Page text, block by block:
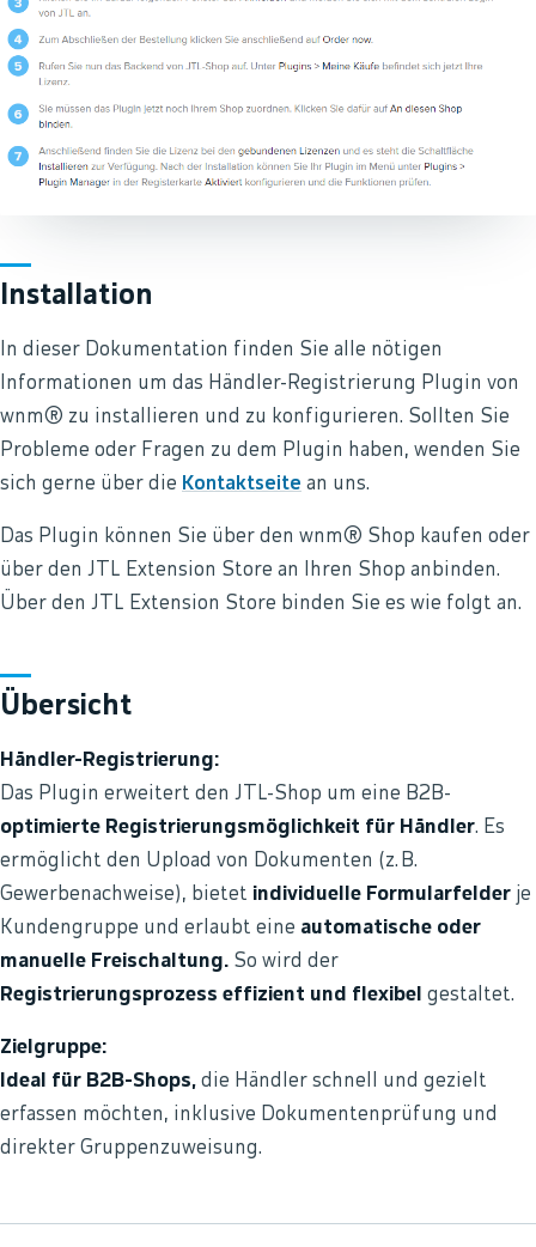
Installation
In dieser Dokumentation finden Sie alle nötigen
Informationen um das Händler-Registrierung Plugin von
wnm® zu installieren und zu konfigurieren. Sollten Sie
Probleme oder Fragen zu dem Plugin haben, wenden Sie
sich gerne über die Kontaktseite an uns.
Das Plugin können Sie über den wnm® Shop kaufen oder
über den JTL Extension Store an Ihren Shop anbinden.
Über den JTL Extension Store binden Sie es wie folgt an.
Übersicht
Händler-Registrierung:
Das Plugin erweitert den JTL-Shop um eine B2B-
optimierte Registrierungsmöglichkeit für Händler. Es
ermöglicht den Upload von Dokumenten (z. B.
Gewerbenachweise), bietet individuelle Formularfelder je
Kundengruppe und erlaubt eine automatische oder
manuelle Freischaltung. So wird der
Registrierungsprozess effizient und flexibel gestaltet.
Zielgruppe:
Ideal für B2B-Shops, die Händler schnell und gezielt
erfassen möchten, inklusive Dokumentenprüfung und
direkter Gruppenzuweisung.